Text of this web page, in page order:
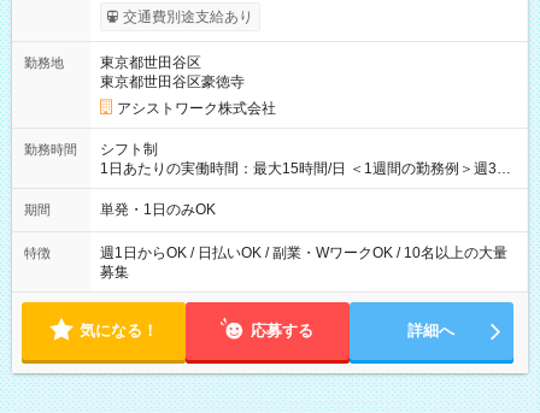
間】試用期間なし
交通費別途支給あり
勤務地
東京都世田谷区
東京都世田谷区豪徳寺
アシストワーク株式会社
勤務時間
シフト制
1日あたりの実働時間：最大15時間/日 ＜1週間の勤務例＞週3回
勤務 勤務：月・水・金 休み：火・木・土・日 好きな時にお仕事
可能です！ ※1日あたりの最大実働時間は日勤、夜勤共に勤務し
期間 単発・1日のみOK
特徴
週1日からOK / 日払いOK / 副業・WワークOK / 10名以上の大量
募集
気になる！ 応募する 詳細へ